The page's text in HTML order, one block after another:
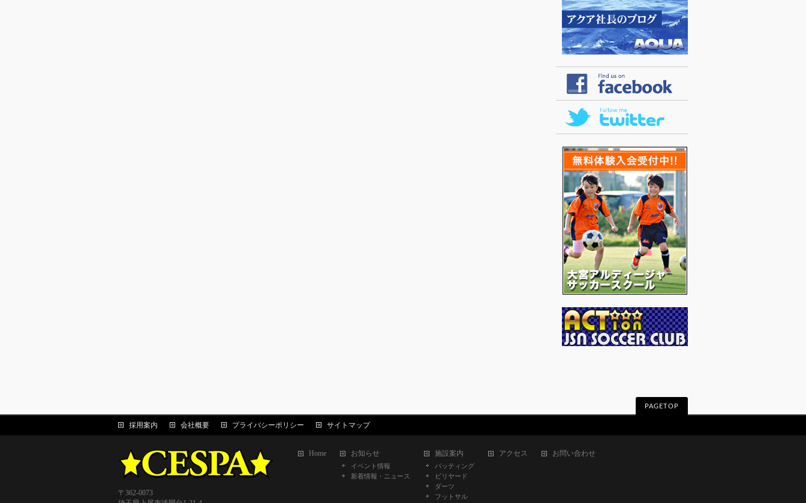
PAGETOP
採用案内 会社概要 プライバシーポリシー サイトマップ
〒362-0073
Home お知らせ
イベント情報
新着情報・ニュース
施設案内
バッティング
ビリヤード
ダーツ
フットサル
アクセス お問い合わせ